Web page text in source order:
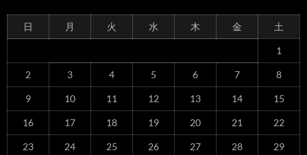
日 月 火 水 木 金 土
1
2 3 4 5 6 7 8
9 10 11 12 13 14 15
16 17 18 19 20 21 22
23 24 25 26 27 28 29